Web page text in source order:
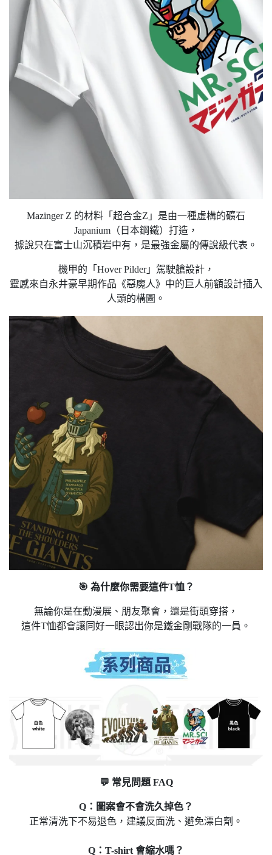
Mazinger Z 的材料「超合金Z」是由一種虛構的礦石
Japanium（日本鋼鐵）打造，
據說只在富士山沉積岩中有，是最強金屬的傳說級代表。
機甲的「Hover Pilder」駕駛艙設計，
靈感來自永井豪早期作品《惡魔人》中的巨人前額設計插入
人頭的構圖。
🎯 為什麼你需要這件T恤？
無論你是在動漫展、朋友聚會，還是街頭穿搭，
這件T恤都會讓同好一眼認出你是鐵金剛戰隊的一員。
💬 常見問題 FAQ
Q：圖案會不會洗久掉色？
正常清洗下不易退色，建議反面洗、避免漂白劑。
Q：T-shirt 會縮水嗎？